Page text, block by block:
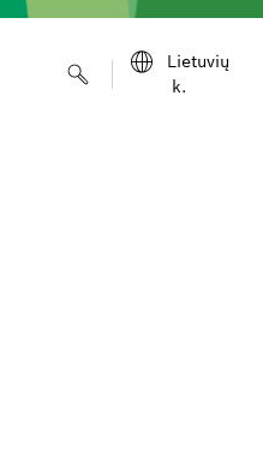
Lietuvių
k.